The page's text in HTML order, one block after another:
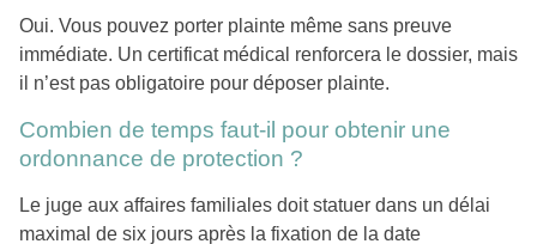
Oui. Vous pouvez porter plainte même sans preuve
immédiate. Un certificat médical renforcera le dossier, mais
il n’est pas obligatoire pour déposer plainte.
Combien de temps faut-il pour obtenir une
ordonnance de protection ?
Le juge aux affaires familiales doit statuer dans un délai
maximal de six jours après la fixation de la date